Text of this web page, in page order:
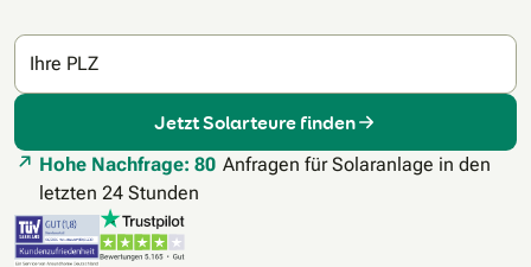
Ihre PLZ
Jetzt Solarteure finden
Hohe Nachfrage: 80 Anfragen für Solaranlage in den
letzten 24 Stunden